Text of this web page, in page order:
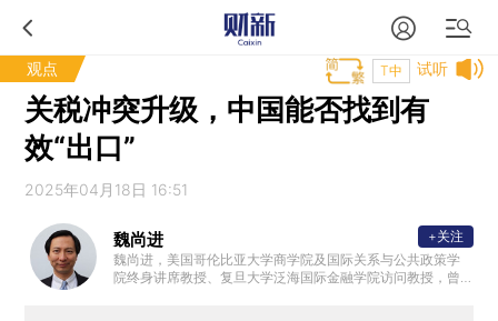
观点 试听
T中
关税冲突升级，中国能否找到有
效“出口”
2025年04月18日 16:51
魏尚进
魏尚进，美国哥伦比亚大学商学院及国际关系与公共政策学
院终身讲席教授、复旦大学泛海国际金融学院访问教授，曾
+关注